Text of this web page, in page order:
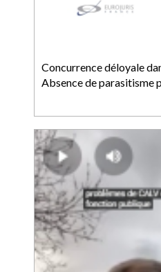
Concurrence déloyale
Absence de parasitisme